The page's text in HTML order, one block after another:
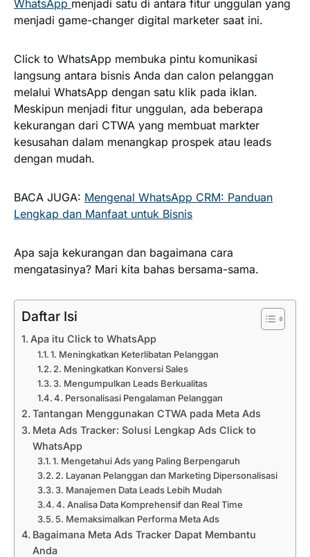
WhatsApp menjadi satu di antara fitur unggulan yang
menjadi game-changer digital marketer saat ini.
Click to WhatsApp membuka pintu komunikasi
langsung antara bisnis Anda dan calon pelanggan
melalui WhatsApp dengan satu klik pada iklan.
Meskipun menjadi fitur unggulan, ada beberapa
kekurangan dari CTWA yang membuat markter
kesusahan dalam menangkap prospek atau leads
dengan mudah.
BACA JUGA: Mengenal WhatsApp CRM: Panduan
Lengkap dan Manfaat untuk Bisnis
Apa saja kekurangan dan bagaimana cara
mengatasinya? Mari kita bahas bersama-sama.
Daftar Isi
Apa itu Click to WhatsApp
1. Meningkatkan Keterlibatan Pelanggan
2. Meningkatkan Konversi Sales
3. Mengumpulkan Leads Berkualitas
4. Personalisasi Pengalaman Pelanggan
Tantangan Menggunakan CTWA pada Meta Ads
Meta Ads Tracker: Solusi Lengkap Ads Click to
WhatsApp
1. Mengetahui Ads yang Paling Berpengaruh
2. Layanan Pelanggan dan Marketing Dipersonalisasi
3. Manajemen Data Leads Lebih Mudah
4. Analisa Data Komprehensif dan Real Time
5. Memaksimalkan Performa Meta Ads
Bagaimana Meta Ads Tracker Dapat Membantu
Anda